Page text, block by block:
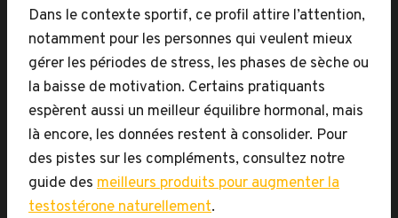
Dans le contexte sportif, ce profil attire l’attention,
notamment pour les personnes qui veulent mieux
gérer les périodes de stress, les phases de sèche ou
la baisse de motivation. Certains pratiquants
espèrent aussi un meilleur équilibre hormonal, mais
là encore, les données restent à consolider. Pour
des pistes sur les compléments, consultez notre
guide des meilleurs produits pour augmenter la
testostérone naturellement.